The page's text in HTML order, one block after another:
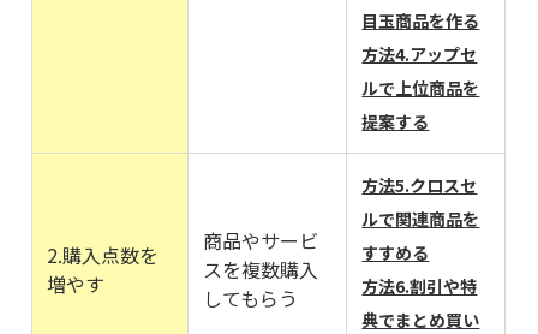
目玉商品を作る
方法4.アップセ
ルで上位商品を
提案する
2.購入点数を
増やす
商品やサービ
スを複数購入
してもらう
方法5.クロスセ
ルで関連商品を
すすめる
方法6.割引や特
典でまとめ買い